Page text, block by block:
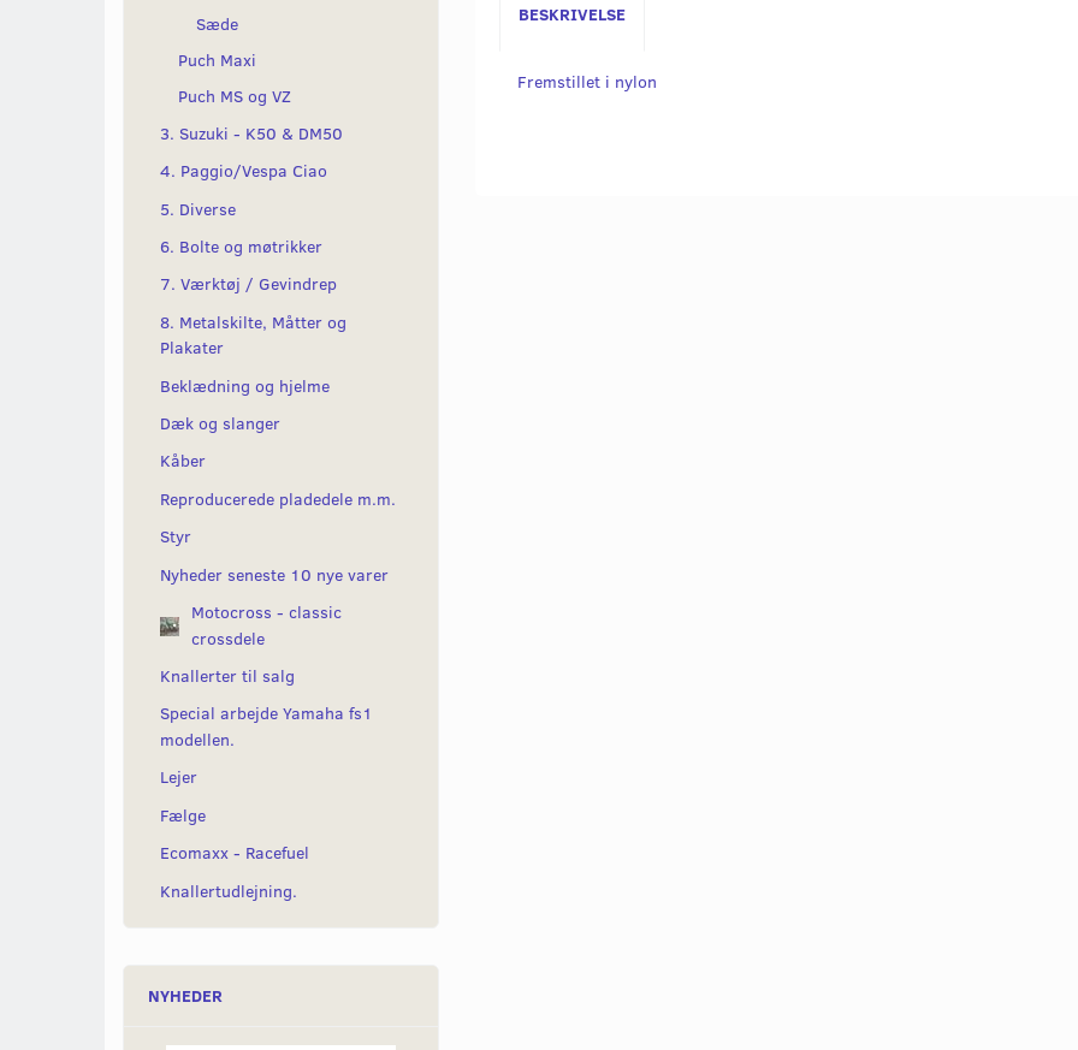
Sæde
Puch Maxi
Puch MS og VZ
3. Suzuki - K50 & DM50
4. Paggio/Vespa Ciao
5. Diverse
6. Bolte og møtrikker
7. Værktøj / Gevindrep
8. Metalskilte, Måtter og
Plakater
Beklædning og hjelme
Dæk og slanger
Kåber
Reproducerede pladedele m.m.
Styr
Nyheder seneste 10 nye varer
Motocross - classic
crossdele
Knallerter til salg
Special arbejde Yamaha fs1
modellen.
Lejer
Fælge
Ecomaxx - Racefuel
Knallertudlejning.
NYHEDER
BESKRIVELSE
Fremstillet i nylon